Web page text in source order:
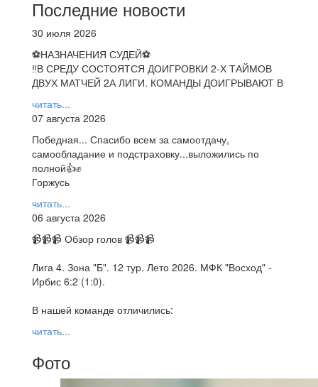
Последние новости
30 июля 2026
⚽НАЗНАЧЕНИЯ СУДЕЙ⚽
‼В СРЕДУ СОСТОЯТСЯ ДОИГРОВКИ 2-Х ТАЙМОВ
ДВУХ МАТЧЕЙ 2А ЛИГИ. КОМАНДЫ ДОИГРЫВАЮТ В
читать...
07 августа 2026
Победная... Спасибо всем за самоотдачу,
самообладание и подстраховку...выложились по
полной👍✊
Горжусь
читать...
06 августа 2026
📹📹📹 Обзор голов 📹📹📹
Лига 4. Зона "Б". 12 тур. Лето 2026. МФК "Восход" -
Ирбис 6:2 (1:0).
В нашей команде отличились:
читать...
Фото